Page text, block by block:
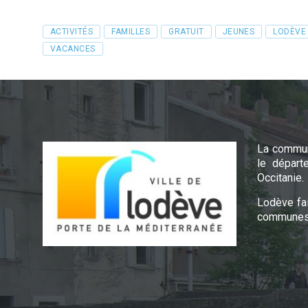
Tags
ACTIVITÉS FAMILLES GRATUIT JEUNES
LODÈVE
VACANCES
La
le
Occitanie.
Lodève